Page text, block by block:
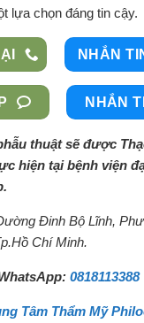
lựa chọn đáng tin cậy.
NHẮN
NHẮN
thuật sẽ được
hiện tại bệnh viện
Đinh Bộ Lĩnh,
Chí Minh.
0818113388
Tâm Thẩm Mỹ